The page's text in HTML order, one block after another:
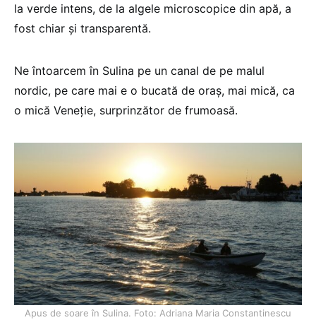
la verde intens, de la algele microscopice din apă, a
fost chiar și transparentă.
Ne întoarcem în Sulina pe un canal de pe malul
nordic, pe care mai e o bucată de oraş, mai mică, ca
o mică Veneţie, surprinzător de frumoasă.
Apus de soare în Sulina. Foto: Adriana Maria Constantinescu